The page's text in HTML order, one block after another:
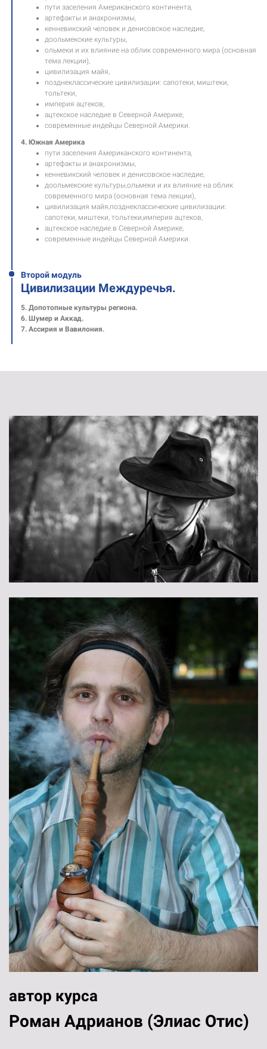
пути заселения Американского континента,
артефакты и анахронизмы,
кенневикский человек и денисовское наследие,
доольмекские культуры,
ольмеки и их влияние на облик современного мира (основная
тема лекции),
цивилизация майя,
позднеклассические цивилизации: сапотеки, миштеки,
тольтеки,
империя ацтеков,
ацтекское наследие в Северной Америке,
современные индейцы Северной Америки.
4. Южная Америка
пути заселения Американского континента,
артефакты и анахронизмы,
кенневикский человек и денисовское наследие,
доольмекские культуры,ольмеки и их влияние на облик
современного мира (основная тема лекции),
цивилизация майя,позднеклассические цивилизации:
сапотеки, миштеки, тольтеки,империя ацтеков,
ацтекское наследие в Северной Америке,
современные индейцы Северной Америки.
Второй модуль
Цивилизации Междуречья.
5. Допотопные культуры региона.
6. Шумер и Аккад.
7. Ассирия и Вавилония.
автор курса
Роман Адрианов (Элиас Отис)